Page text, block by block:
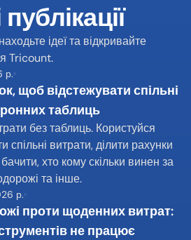
ідеї та відкривайте
Tricount.
р.
щоб відстежувати спільні
таблиць
без таблиць. Користуйся
витрати, ділити рахунки
хто кому скільки винен за
та інше.
р.
проти щоденних витрат:
не працює